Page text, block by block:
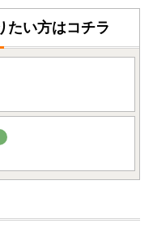
せん。その場合は直接
担となりますのでご了
かに中身や状態をご確
ざいました場合には、
た後のご連絡について
たい方はコチラ